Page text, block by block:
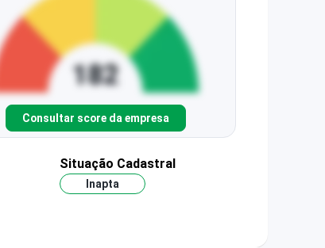
Consultar score da empresa
Situação Cadastral
Inapta